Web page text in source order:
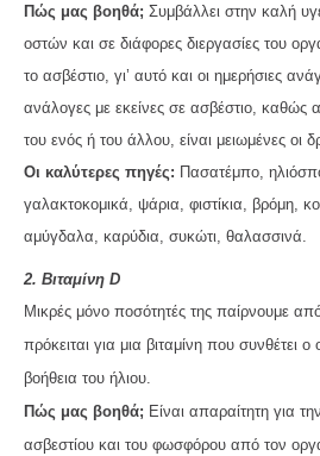
Πώς μας βοηθά; Συμβάλλει στην καλή
οστών και σε διάφορες διεργασίες του
το ασβέστιο, γι’ αυτό και οι ημερήσιες
ανάλογες με εκείνες σε ασβέστιο, καθώς
του ενός ή του άλλου, είναι μειωμένες οι
Οι καλύτερες πηγές: Πασατέμπο,
γαλακτοκομικά, ψάρια, φιστίκια, βρόμη,
αμύγδαλα, καρύδια, συκώτι, θαλασσινά.
2. Βιταμίνη D
Μικρές μόνο ποσότητές της παίρνουμε
πρόκειται για μια βιταμίνη που συνθέτει
βοήθεια του ήλιου.
Πώς μας βοηθά; Είναι απαραίτητη για
ασβεστίου και του φωσφόρου από τον